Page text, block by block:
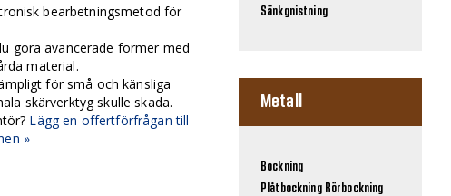
bearbetningsmetod för
göra avancerade former med
material.
för små och känsliga
skärverktyg skulle skada.
Lägg en offertförfrågan till
»
Sänkgnistning
Metall
Bockning
Plåtbockning Rörbockning